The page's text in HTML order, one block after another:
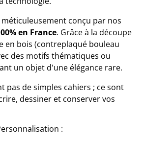
conçu par nos
en France. Grâce à la découpe
en bois (contreplaqué bouleau
des motifs thématiques ou
un objet d'une élégance rare.
pas de simples cahiers ; ce sont
dessiner et conserver vos
: